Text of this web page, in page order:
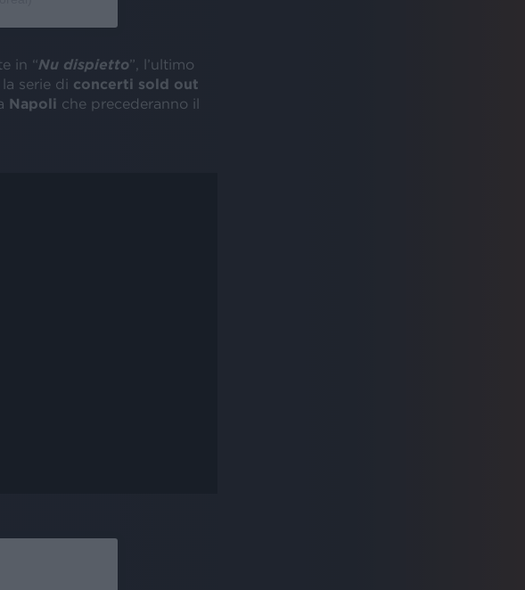
in “Nu dispietto”, l’ultimo
serie di concerti sold out
Napoli che precederanno il